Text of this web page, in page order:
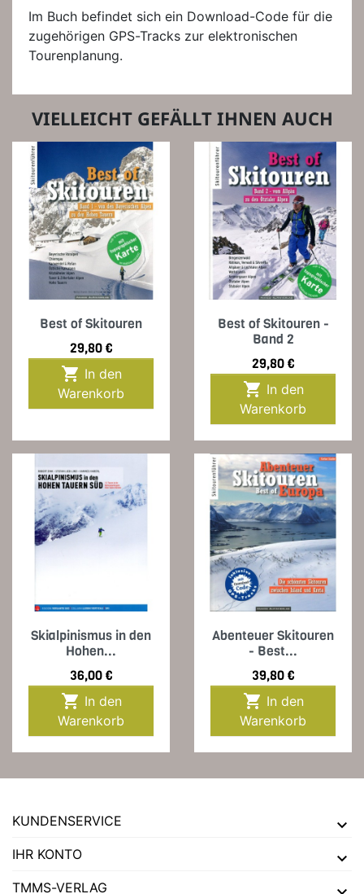
Im Buch befindet sich ein Download-Code für die
zugehörigen GPS-Tracks zur elektronischen
Tourenplanung.
VIELLEICHT GEFÄLLT IHNEN AUCH
Best of Skitouren
Preis
29,80 €

Warenkorb
Best of Skitouren -
Band 2
Preis
29,80 €

Warenkorb
Skialpinismus in den
Hohen...
Preis
36,00 €

Warenkorb
Abenteuer Skitouren
- Best...
Preis
39,80 €

Warenkorb
KUNDENSERVICE
IHR KONTO
TMMS-VERLAG